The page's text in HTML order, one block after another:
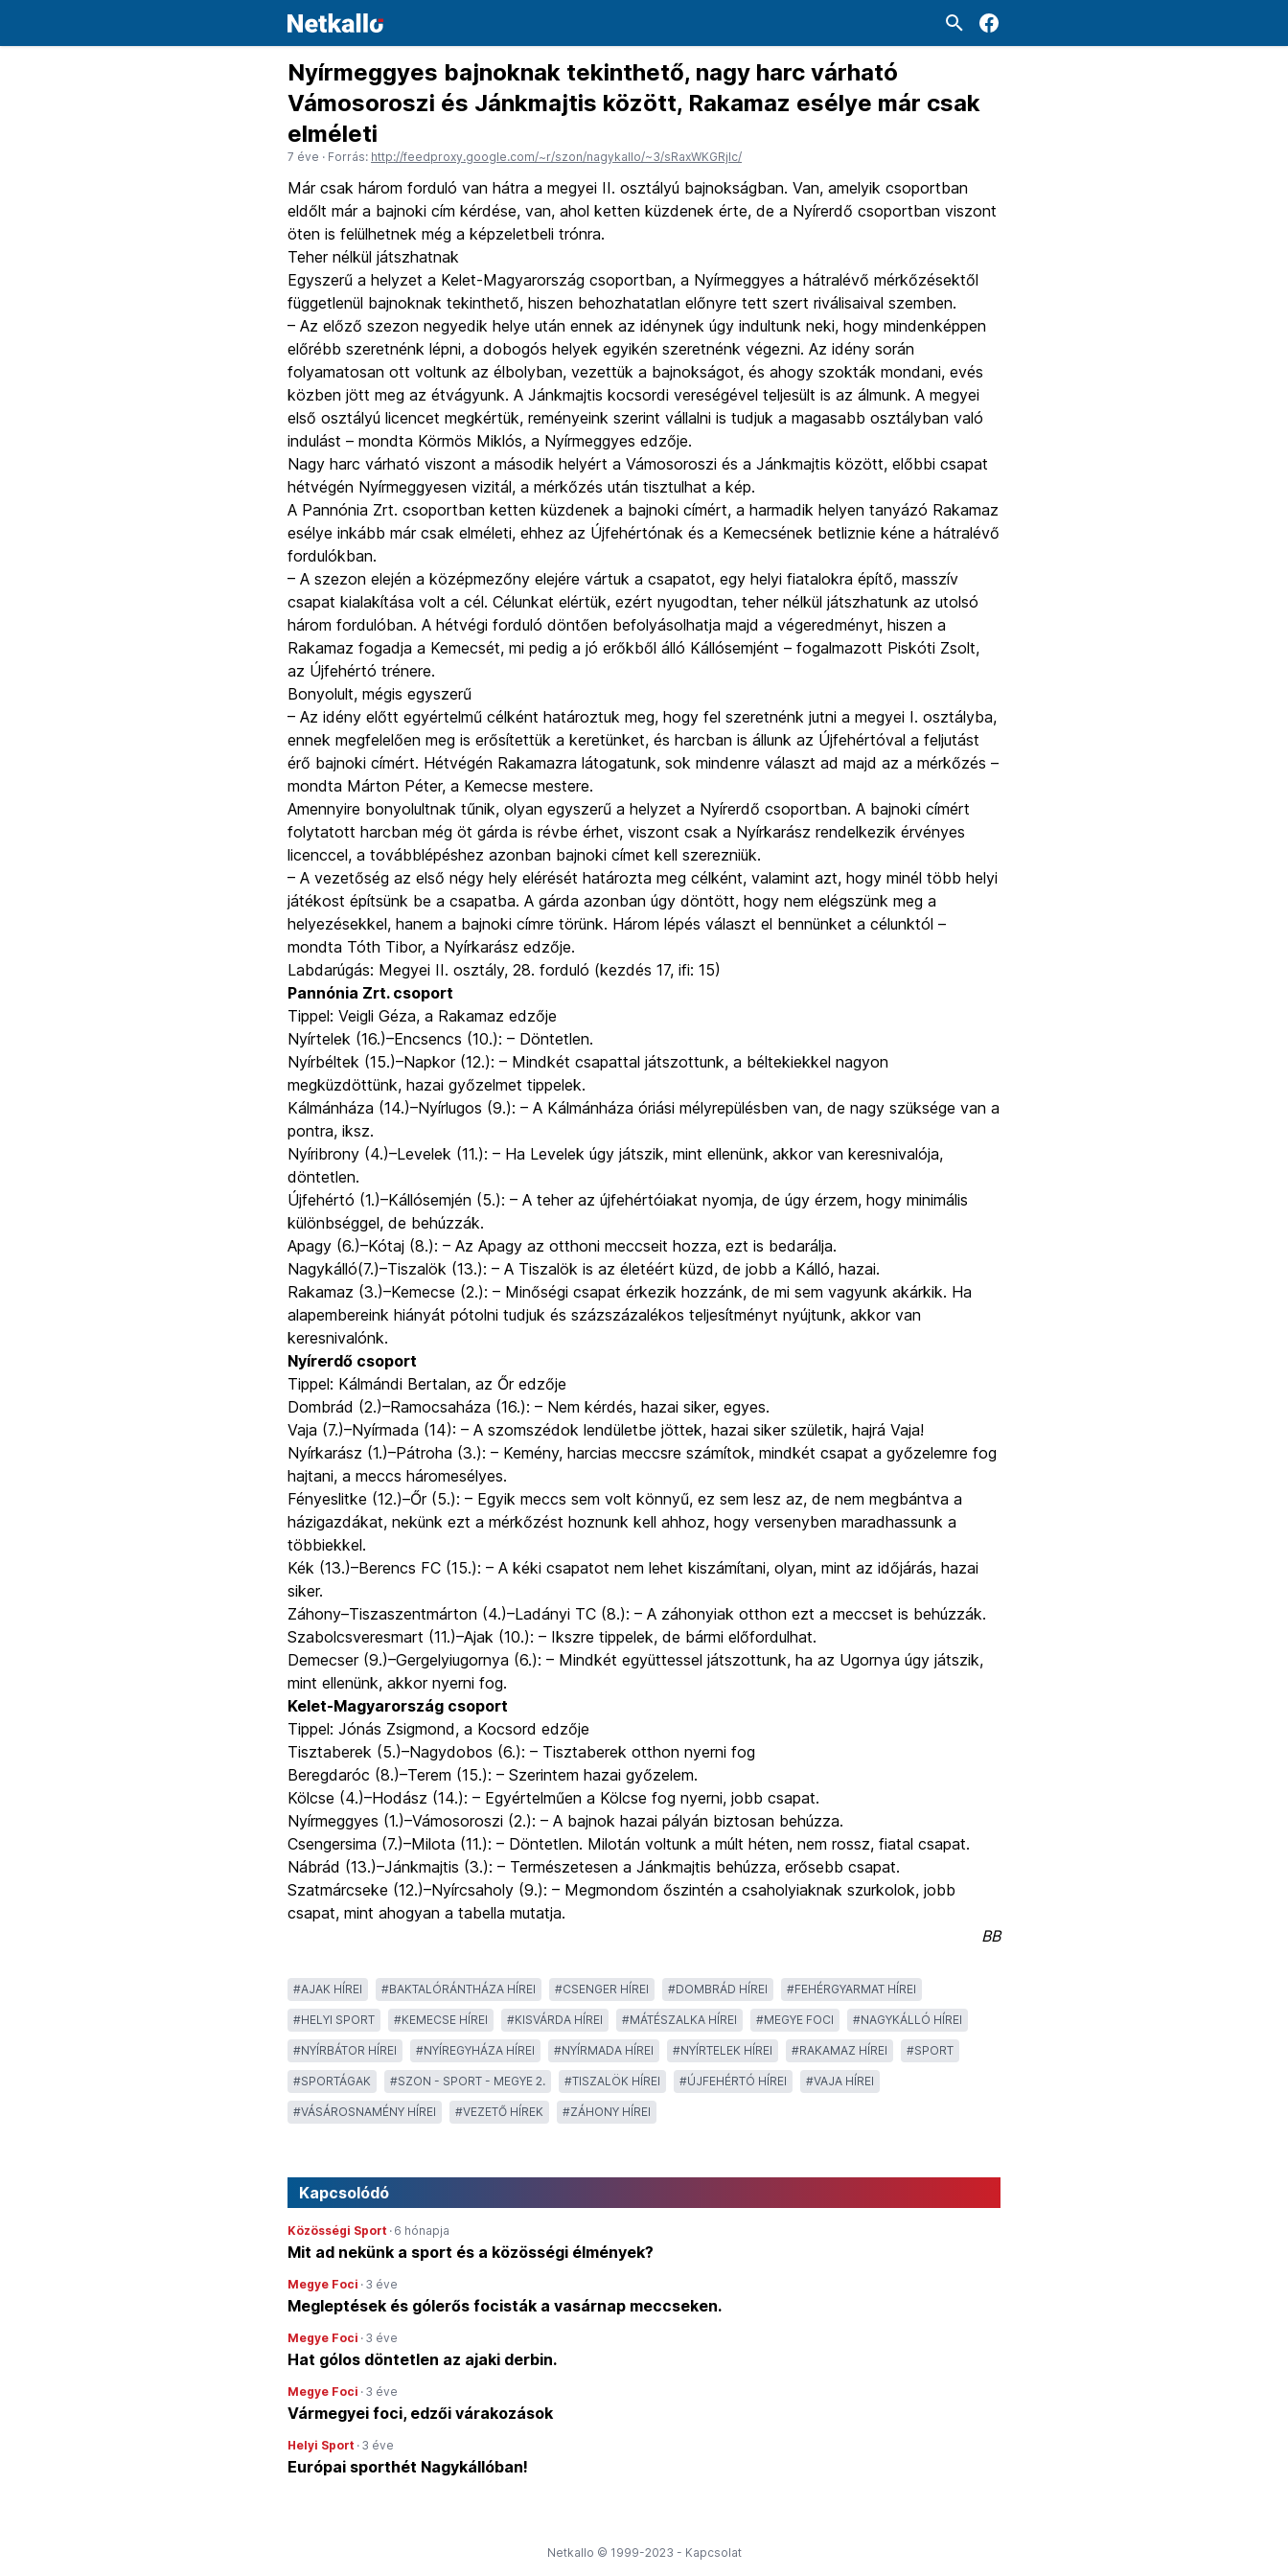
Nyírmeggyes bajnoknak tekinthető, nagy harc várható
Vámosoroszi és Jánkmajtis között, Rakamaz esélye már csak
elméleti
7 éve · Forrás: http://feedproxy.google.com/~r/szon/nagykallo/~3/sRaxWKGRjlc/
Már csak három forduló van hátra a megyei II. osztályú bajnokságban. Van, amelyik csoportban
eldőlt már a bajnoki cím kérdése, van, ahol ketten küzdenek érte, de a Nyírerdő csoportban viszont
öten is felülhetnek még a képzeletbeli trónra.
Teher nélkül játszhatnak
Egyszerű a helyzet a Kelet-Magyarország csoportban, a Nyírmeggyes a hátralévő mérkőzésektől
függetlenül bajnoknak tekinthető, hiszen behozhatatlan előnyre tett szert riválisaival szemben.
– Az előző szezon negyedik helye után ennek az idénynek úgy indultunk neki, hogy mindenképpen
előrébb szeretnénk lépni, a dobogós helyek egyikén szeretnénk végezni. Az idény során
folyamatosan ott voltunk az élbolyban, vezettük a bajnokságot, és ahogy szokták mondani, evés
közben jött meg az étvágyunk. A Jánkmajtis kocsordi vereségével teljesült is az álmunk. A megyei
első osztályú licencet megkértük, reményeink szerint vállalni is tudjuk a magasabb osztályban való
indulást – mondta Körmös Miklós, a Nyírmeggyes edzője.
Nagy harc várható viszont a második helyért a Vámosoroszi és a Jánkmajtis között, előbbi csapat
hétvégén Nyírmeggyesen vizitál, a mérkőzés után tisztulhat a kép.
A Pannónia Zrt. csoportban ketten küzdenek a bajnoki címért, a harmadik helyen tanyázó Rakamaz
esélye inkább már csak elméleti, ehhez az Újfehértónak és a Kemecsének betliznie kéne a hátralévő
fordulókban.
– A szezon elején a középmezőny elejére vártuk a csapatot, egy helyi fiatalokra építő, masszív
csapat kialakítása volt a cél. Célunkat elértük, ezért nyugodtan, teher nélkül játszhatunk az utolsó
három fordulóban. A hétvégi forduló döntően befolyásolhatja majd a végeredményt, hiszen a
Rakamaz fogadja a Kemecsét, mi pedig a jó erőkből álló Kállósemjént – fogalmazott Pis­kóti Zsolt,
az Újfehértó trénere.
Bonyolult, mégis egyszerű
– Az idény előtt egyértelmű célként határoztuk meg, hogy fel szeretnénk jutni a megyei I. osztályba,
ennek megfelelően meg is erősítettük a keretünket, és harcban is állunk az Újfehértóval a feljutást
érő bajnoki címért. Hétvégén Rakamazra látogatunk, sok mindenre választ ad majd az a mérkőzés –
mondta Márton Péter, a Kemecse mestere.
Amennyire bonyolultnak tűnik, olyan egyszerű a helyzet a Nyírerdő csoportban. A bajnoki címért
folytatott harcban még öt gárda is révbe érhet, viszont csak a Nyírkarász rendelkezik érvényes
licenccel, a továbblépéshez azonban bajnoki címet kell szerezniük.
– A vezetőség az első négy hely elérését határozta meg célként, valamint azt, hogy minél több helyi
játékost építsünk be a csapatba. A gárda azonban úgy döntött, hogy nem elégszünk meg a
helyezésekkel, hanem a bajnoki címre törünk. Három lépés választ el bennünket a célunktól –
mondta Tóth Tibor, a Nyírkarász edzője.
Labdarúgás: Megyei II. osztály, 28. forduló (kezdés 17, ifi: 15)
Pannónia Zrt. csoport
Tippel: Veigli Géza, a Rakamaz edzője
Nyírtelek (16.)–Encsencs (10.): – Döntetlen.
Nyírbéltek (15.)–Napkor (12.): – Mindkét csapattal játszottunk, a béltekiekkel nagyon
megküzdöttünk, hazai győzelmet tippelek.
Kálmánháza (14.)–Nyírlugos (9.): – A Kálmánháza óriási mélyrepülésben van, de nagy szüksége van a
pontra, iksz.
Nyíribrony (4.)–Levelek (11.): – Ha Levelek úgy játszik, mint ellenünk, akkor van keresnivalója,
döntetlen.
Újfehértó (1.)–Kállósemjén (5.): – A teher az újfehértóiakat nyomja, de úgy érzem, hogy minimális
különbséggel, de behúzzák.
Apagy (6.)–Kótaj (8.): – Az Apagy az otthoni meccseit hozza, ezt is bedarálja.
Nagykálló(7.)–Tiszalök (13.): – A Tiszalök is az életéért küzd, de jobb a Kálló, hazai.
Rakamaz (3.)–Kemecse (2.): – Minőségi csapat érkezik hozzánk, de mi sem vagyunk akárkik. Ha
alapembereink hiányát pótolni tudjuk és százszázalékos teljesítményt nyújtunk, akkor van
keresnivalónk.
Nyírerdő csoport
Tippel: Kálmándi Bertalan, az Őr edzője
Dombrád (2.)–Ramocsaháza (16.): – Nem kérdés, hazai siker, egyes.
Vaja (7.)–Nyírmada (14): – A szomszédok lendületbe jöttek, hazai siker születik, hajrá Vaja!
Nyírkarász (1.)–Pátroha (3.): – Kemény, harcias meccsre számítok, mindkét csapat a győzelemre fog
hajtani, a meccs háromesélyes.
Fényeslitke (12.)–Őr (5.): – Egyik meccs sem volt könnyű, ez sem lesz az, de nem megbántva a
házigazdákat, nekünk ezt a mérkőzést hoznunk kell ahhoz, hogy versenyben maradhassunk a
többiekkel.
Kék (13.)–Berencs FC (15.): – A kéki csapatot nem lehet kiszámítani, olyan, mint az időjárás, hazai
siker.
Záhony–Tiszaszentmárton (4.)–Ladányi TC (8.): – A záhonyiak otthon ezt a meccset is behúzzák.
Szabolcsveresmart (11.)–Ajak (10.): – Ikszre tippelek, de bármi előfordulhat.
Demecser (9.)–Gergelyiugornya (6.): – Mindkét együttessel játszottunk, ha az Ugornya úgy játszik,
mint ellenünk, akkor nyerni fog.
Kelet-Magyarország csoport
Tippel: Jónás Zsigmond, a Kocsord edzője
Tisztaberek (5.)–Nagydobos (6.): – Tisztaberek otthon nyerni fog
Beregdaróc (8.)–Terem (15.): – Szerintem hazai győzelem.
Kölcse (4.)–Hodász (14.): – Egyértelműen a Kölcse fog nyerni, jobb csapat.
Nyírmeggyes (1.)–Vámosoroszi (2.): – A bajnok hazai pályán biztosan behúzza.
Csengersima (7.)–Milota (11.): – Döntetlen. Milotán voltunk a múlt héten, nem rossz, fiatal csapat.
Nábrád (13.)–Jánkmajtis (3.): – Termé­szetesen a Jánkmajtis behúzza, erősebb csapat.
Szatmárcseke (12.)–Nyírcsaholy (9.): – Megmondom őszintén a csaholyiaknak szurkolok, jobb
csapat, mint ahogyan a tabella mutatja.
BB
#AJAK HÍREI #BAKTALÓRÁNTHÁZA HÍREI #CSENGER HÍREI #DOMBRÁD HÍREI #FEHÉRGYARMAT HÍREI
#HELYI SPORT #KEMECSE HÍREI #KISVÁRDA HÍREI #MÁTÉSZALKA HÍREI #MEGYE FOCI #NAGYKÁLLÓ HÍREI
#NYÍRBÁTOR HÍREI #NYÍREGYHÁZA HÍREI #NYÍRMADA HÍREI #NYÍRTELEK HÍREI #RAKAMAZ HÍREI #SPORT
#SPORTÁGAK #SZON - SPORT - MEGYE 2. #TISZALÖK HÍREI #ÚJFEHÉRTÓ HÍREI #VAJA HÍREI
#VÁSÁROSNAMÉNY HÍREI #VEZETŐ HÍREK #ZÁHONY HÍREI
Kapcsolódó
Közösségi Sport · 6 hónapja
Mit ad nekünk a sport és a közösségi élmények?
Megye Foci · 3 éve
Megleptések és gólerős focisták a vasárnap meccseken.
Megye Foci · 3 éve
Hat gólos döntetlen az ajaki derbin.
Megye Foci · 3 éve
Vármegyei foci, edzői várakozások
Helyi Sport · 3 éve
Európai sporthét Nagykállóban!
Netkallo © 1999-2023 - Kapcsolat